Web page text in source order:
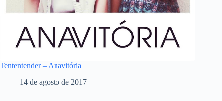
Tententender – Anavitória
14 de agosto de 2017